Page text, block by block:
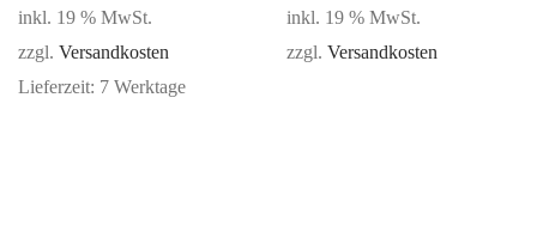
inkl. 19 % MwSt.
zzgl. Versandkosten
Lieferzeit: 7 Werktage
inkl. 19 % MwSt.
zzgl. Versandkosten